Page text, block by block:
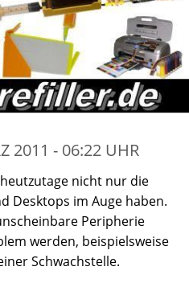
2011 - 06:22 UHR
nicht nur die
Desktops im Auge haben.
Peripherie
werden, beispielsweise
Schwachstelle.